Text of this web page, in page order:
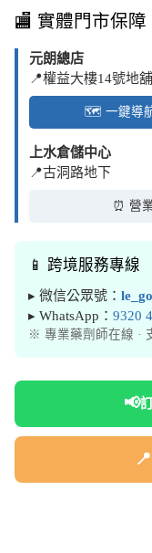
🏬 實體門市保障
元朗總店
📍權益大樓14號地
🗺️ 一鍵導
上水倉儲中心
📍古洞路地下
⏰ 營
📱 跨境服務專線
▸ 微信公眾號：
▸ WhatsApp： 9320
※ 專業藥劑師在線 ·
📢
📍